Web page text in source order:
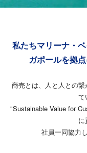
私たちマリーナ・
ガポールを拠
商売とは、人と人との
て
"Sustainable Value for
に
社員一同協力